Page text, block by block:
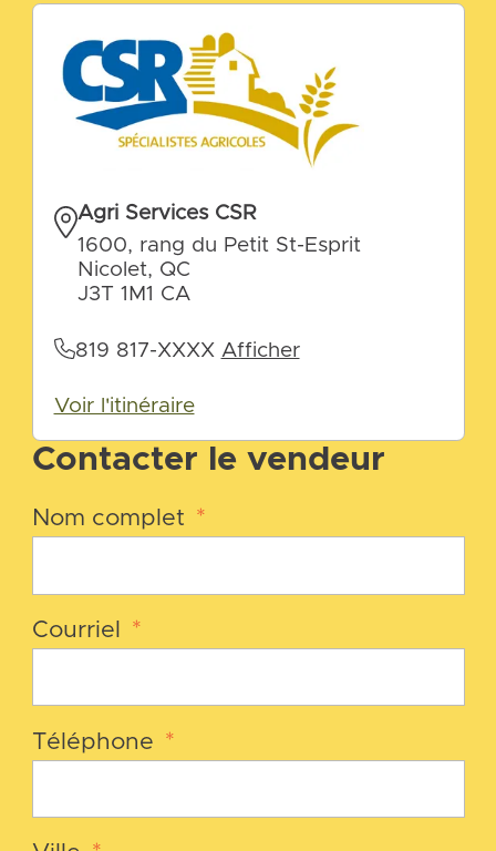
Contacter le vendeur
Nom complet *
Courriel *
Téléphone *
Agri Services CSR
1600, rang du Petit St-Esprit
Nicolet, QC
J3T 1M1 CA
819 817-XXXX Afficher
Voir l'itinéraire